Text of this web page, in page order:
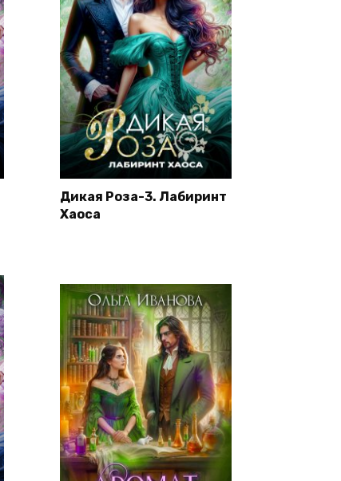
Дикая Роза-3. Лабиринт
Хаоса